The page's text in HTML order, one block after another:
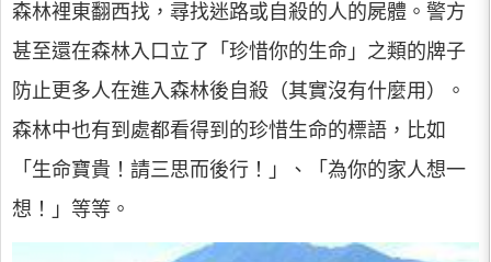
森林裡東翻西找，尋找迷路或自殺的人的屍體。警方
甚至還在森林入口立了「珍惜你的生命」之類的牌子
防止更多人在進入森林後自殺（其實沒有什麼用）。
森林中也有到處都看得到的珍惜生命的標語，比如
「生命寶貴！請三思而後行！」、「為你的家人想一
想！」等等。